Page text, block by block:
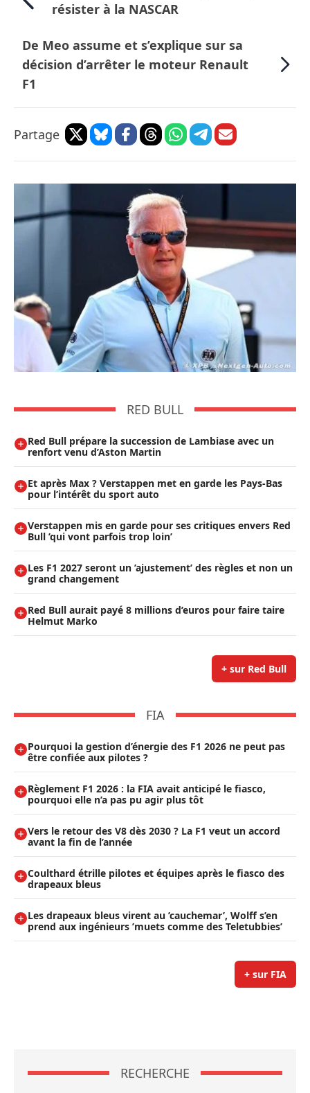
résister à la NASCAR
De Meo assume et s’explique sur sa
décision d’arrêter le moteur Renault
F1
Partage
RED BULL
Red Bull prépare la succession de Lambiase avec un
renfort venu d’Aston Martin
Et après Max ? Verstappen met en garde les Pays-Bas
pour l’intérêt du sport auto
Verstappen mis en garde pour ses critiques envers Red
Bull ’qui vont parfois trop loin’
Les F1 2027 seront un ’ajustement’ des règles et non un
grand changement
Red Bull aurait payé 8 millions d’euros pour faire taire
Helmut Marko
+ sur Red Bull
FIA
Pourquoi la gestion d’énergie des F1 2026 ne peut pas
être confiée aux pilotes ?
Règlement F1 2026 : la FIA avait anticipé le fiasco,
pourquoi elle n’a pas pu agir plus tôt
Vers le retour des V8 dès 2030 ? La F1 veut un accord
avant la fin de l’année
Coulthard étrille pilotes et équipes après le fiasco des
drapeaux bleus
Les drapeaux bleus virent au ’cauchemar’, Wolff s’en
prend aux ingénieurs ’muets comme des Teletubbies’
+ sur FIA
RECHERCHE